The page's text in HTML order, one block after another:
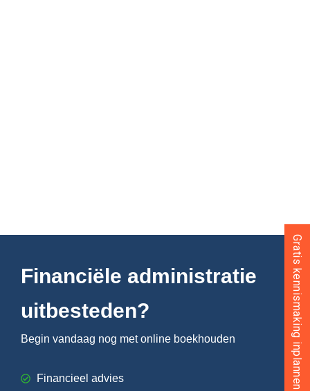
Financiële administratie
uitbesteden?
Begin vandaag nog met online boekhouden
Financieel advies
Gratis kennismaking inplannen